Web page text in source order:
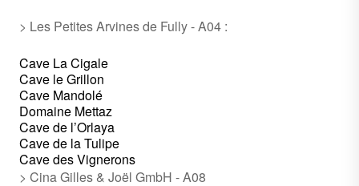
> Les Petites Arvines de Fully - A04 :
Cave La Cigale
Cave le Grillon
Cave Mandolé
Domaine Mettaz
Cave de l’Orlaya
Cave de la Tulipe
Cave des Vignerons
> Cina Gilles & Joël GmbH - A08